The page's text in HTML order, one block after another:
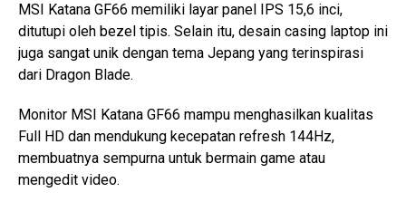
MSI Katana GF66 memiliki layar panel IPS 15,6 inci,
ditutupi oleh bezel tipis. Selain itu, desain casing laptop ini
juga sangat unik dengan tema Jepang yang terinspirasi
dari Dragon Blade.
Monitor MSI Katana GF66 mampu menghasilkan kualitas
Full HD dan mendukung kecepatan refresh 144Hz,
membuatnya sempurna untuk bermain game atau
mengedit video.